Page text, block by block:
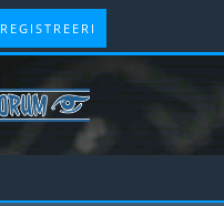
REGISTREERI